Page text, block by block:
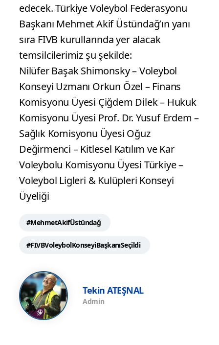
edecek. Türkiye Voleybol Federasyonu
Başkanı Mehmet Akif Üstündağ’ın yanı
sıra FIVB kurullarında yer alacak
temsilcilerimiz şu şekilde:
Nilüfer Başak Shimonsky – Voleybol
Konseyi Uzmanı Orkun Özel – Finans
Komisyonu Üyesi Çiğdem Dilek – Hukuk
Komisyonu Üyesi Prof. Dr. Yusuf Erdem –
Sağlık Komisyonu Üyesi Oğuz
Değirmenci – Kitlesel Katılım ve Kar
Voleybolu Komisyonu Üyesi Türkiye –
Voleybol Ligleri & Kulüpleri Konseyi
Üyeliği
#MehmetAkifÜstündağ
#FIVBVoleybolKonseyiBaşkanıSeçildi
Tekin ATEŞNAL
Admin